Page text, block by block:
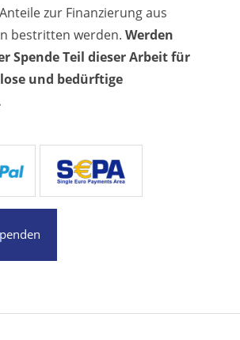
zur Finanzierung aus
bestritten werden. Werden
Spende Teil dieser Arbeit für
und bedürftige